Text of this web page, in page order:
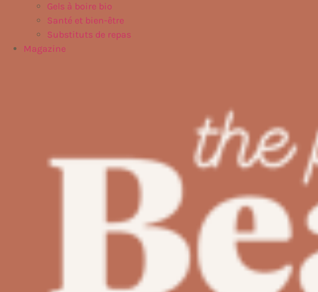
Gels à boire bio
Santé et bien-être
Substituts de repas
Magazine